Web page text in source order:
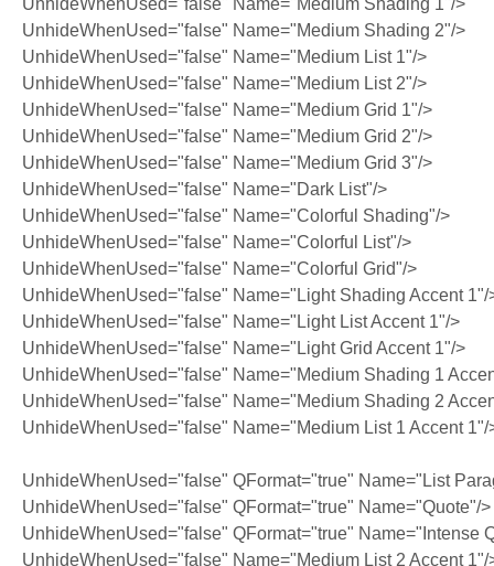
UnhideWhenUsed="false" Name="Medium Shading 1"/>
UnhideWhenUsed="false" Name="Medium Shading 2"/>
UnhideWhenUsed="false" Name="Medium List 1"/>
UnhideWhenUsed="false" Name="Medium List 2"/>
UnhideWhenUsed="false" Name="Medium Grid 1"/>
UnhideWhenUsed="false" Name="Medium Grid 2"/>
UnhideWhenUsed="false" Name="Medium Grid 3"/>
UnhideWhenUsed="false" Name="Dark List"/>
UnhideWhenUsed="false" Name="Colorful Shading"/>
UnhideWhenUsed="false" Name="Colorful List"/>
UnhideWhenUsed="false" Name="Colorful Grid"/>
UnhideWhenUsed="false" Name="Light Shading Accent 1"/
UnhideWhenUsed="false" Name="Light List Accent 1"/>
UnhideWhenUsed="false" Name="Light Grid Accent 1"/>
UnhideWhenUsed="false" Name="Medium Shading 1
UnhideWhenUsed="false" Name="Medium Shading 2
UnhideWhenUsed="false" Name="Medium List 1 Accent 1"/
UnhideWhenUsed="false" QFormat="true" Name="List
UnhideWhenUsed="false" QFormat="true" Name="Quote"/>
UnhideWhenUsed="false" QFormat="true" Name="Intense
UnhideWhenUsed="false" Name="Medium List 2 Accent 1"/